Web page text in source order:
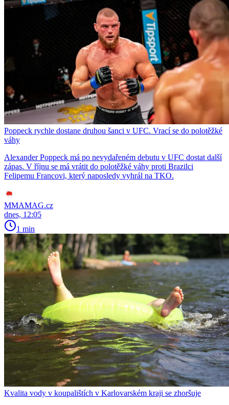
Poppeck rychle dostane druhou šanci v UFC. Vrací se do polotěžké
váhy
Alexander Poppeck má po nevydařeném debutu v UFC dostat další
zápas. V říjnu se má vrátit do polotěžké váhy proti Brazilci
Felipemu Francovi, který naposledy vyhrál na TKO.
MMAMAG.cz
dnes, 12:05
1 min
Kvalita vody v koupalištích v Karlovarském kraji se zhoršuje